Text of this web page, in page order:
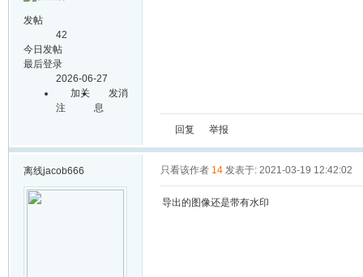
发帖
42
今日发帖
最后登录
2026-06-27
加关
注
发消
息
回复 举报
离线jacob666 只看该作者 14 发表于: 2021-03-19 12:42:02
导出的图像还是带有水印